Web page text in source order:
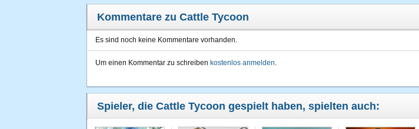
Kommentare zu Cattle Tycoon
Es sind noch keine Kommentare vorhanden.
Um einen Kommentar zu schreiben kostenlos anmelden.
Spieler, die Cattle Tycoon gespielt haben, spielten auch: